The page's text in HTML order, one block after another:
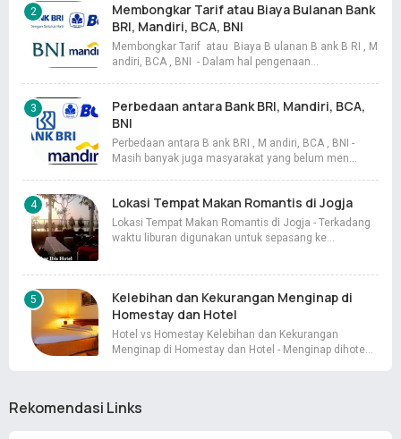
Membongkar Tarif atau Biaya Bulanan Bank
BRI, Mandiri, BCA, BNI
Membongkar Tarif atau Biaya B ulanan B ank B RI , M
andiri, BCA , BNI - Dalam hal pengenaan…
Perbedaan antara Bank BRI, Mandiri, BCA,
BNI
Perbedaan antara B ank BRI , M andiri, BCA , BNI -
Masih banyak juga masyarakat yang belum men…
Lokasi Tempat Makan Romantis di Jogja
Lokasi Tempat Makan Romantis di Jogja - Terkadang
waktu liburan digunakan untuk sepasang ke…
Kelebihan dan Kekurangan Menginap di
Homestay dan Hotel
Hotel vs Homestay Kelebihan dan Kekurangan
Menginap di Homestay dan Hotel - Menginap dihote…
Rekomendasi Links